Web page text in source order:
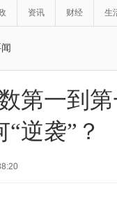
资讯 财经 生
第一到
“逆袭”？